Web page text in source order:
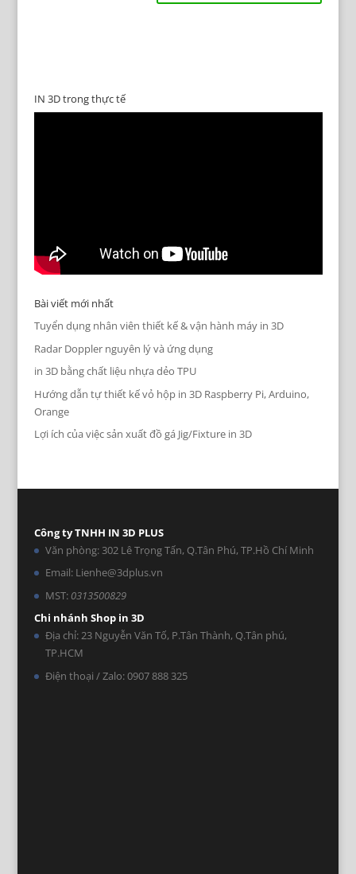
IN 3D trong thực tế
Bài viết mới nhất
Tuyển dụng nhân viên thiết kế & vận hành máy in 3D
Radar Doppler nguyên lý và ứng dụng
in 3D bằng chất liệu nhựa dẻo TPU
Hướng dẫn tự thiết kế vỏ hộp in 3D Raspberry Pi, Arduino,
Orange
Lợi ích của việc sản xuất đồ gá Jig/Fixture in 3D
Công ty TNHH IN 3D PLUS
Văn phòng: 302 Lê Trọng Tấn, Q.Tân Phú, TP.Hồ Chí Minh
Email: Lienhe@3dplus.vn
MST: 0313500829
Chi nhánh Shop in 3D
Địa chỉ: 23 Nguyễn Văn Tố, P.Tân Thành, Q.Tân phú,
TP.HCM
Điện thoại / Zalo: 0907 888 325